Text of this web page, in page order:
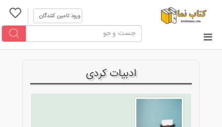
ورود تامین کنندگان
ادبیات کردی